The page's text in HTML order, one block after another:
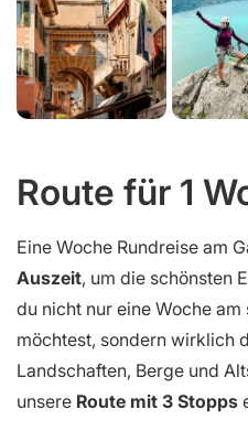
Route für 1
Eine Woche Rundreise am
Auszeit, um die schönsten
du nicht nur eine Woche
möchtest, sondern wirklich
Landschaften, Berge und
unsere Route mit 3 Stopps